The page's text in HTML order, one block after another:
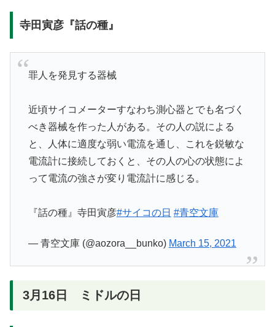
寺田寅彦『話の種』
罪人を発見する器械
近頃サイコメーターすなわち測心器とでも名づく
べき器械を作った人がある。その人の説による
と、人体に適度な弱い電流を通し、これを鋭敏な
電流計に接続しておくと、その人の心の状態によ
って電流の強さが変り電流計に感じる。
『話の種』寺田寅彦#サイコの日 #青空文庫
— 青空文庫 (@aozora__bunko) March 15, 2021
3月16日 ミドルの日